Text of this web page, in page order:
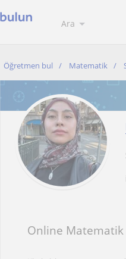
Ara
Öğretmen bul Matematik
Online Matematik